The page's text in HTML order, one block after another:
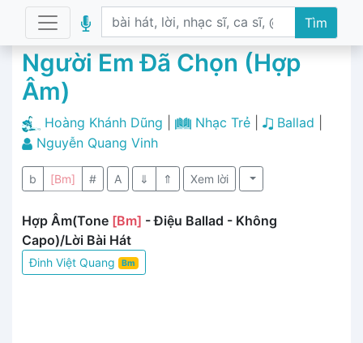
Tìm
Người Em Đã Chọn (Hợp
Âm)
Hoàng Khánh Dũng Nhạc Trẻ| Ballad
Nguyễn Quang Vinh
b [Bm] # A ⇓ ⇑ Xem lời
Hợp Âm(Tone [Bm] - Điệu Ballad - Không
Capo)/Lời Bài Hát
Đinh Việt Quang Bm